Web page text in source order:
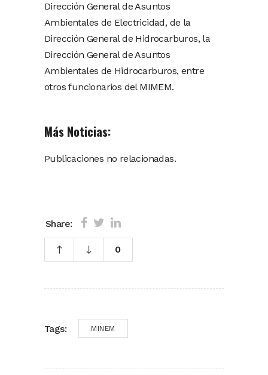
Dirección General de Asuntos
Ambientales de Electricidad, de la
Dirección General de Hidrocarburos, la
Dirección General de Asuntos
Ambientales de Hidrocarburos, entre
otros funcionarios del MIMEM.
Más Noticias:
Publicaciones no relacionadas.
Share:
0
Tags: MINEM